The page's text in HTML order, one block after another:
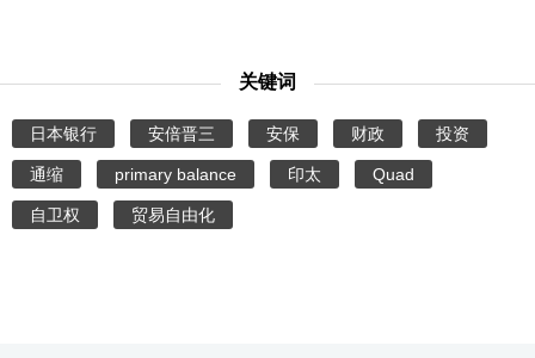
关键词
日本银行 安倍晋三 安保 财政 投资
通缩 primary balance 印太 Quad
自卫权 贸易自由化